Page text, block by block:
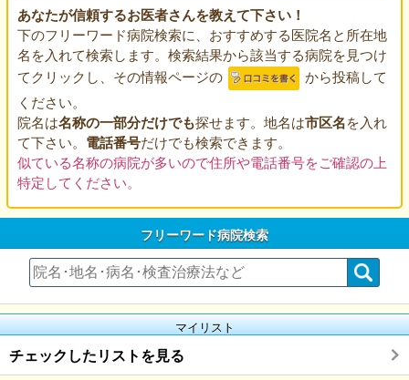
あなたが信頼するお医者さんを教えて下さい！
下のフリーワード病院検索に、おすすめする医院名と所在地
名を入れて検索します。検索結果から該当する病院を見つけ
てクリックし、その情報ページの
から投稿して
ください。
院名は名称の一部分だけでも探せます。地名は市区名を入れ
て下さい。 電話番号だけでも検索できます。
似ている名称の病院が多いので住所や電話番号をご確認の上
特定してください。
フリーワード病院検索
マイリスト
チェックしたリストを見る